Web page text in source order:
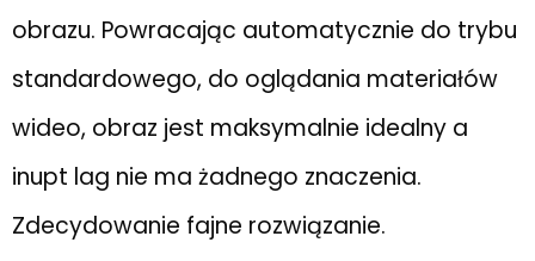
obrazu. Powracając automatycznie do trybu
standardowego, do oglądania materiałów
wideo, obraz jest maksymalnie idealny a
inupt lag nie ma żadnego znaczenia.
Zdecydowanie fajne rozwiązanie.